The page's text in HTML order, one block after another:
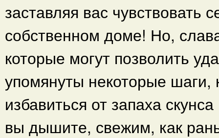
заставляя вас
собственном доме! Но,
которые могут позволить
упомянуты некоторые
избавиться от запаха
вы дышите, свежим, как